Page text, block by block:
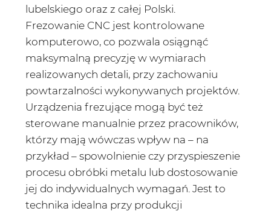
lubelskiego oraz z całej Polski.
Frezowanie CNC jest kontrolowane
komputerowo, co pozwala osiągnąć
maksymalną precyzję w wymiarach
realizowanych detali, przy zachowaniu
powtarzalności wykonywanych projektów.
Urządzenia frezujące mogą być też
sterowane manualnie przez pracowników,
którzy mają wówczas wpływ na – na
przykład – spowolnienie czy przyspieszenie
procesu obróbki metalu lub dostosowanie
jej do indywidualnych wymagań. Jest to
technika idealna przy produkcji